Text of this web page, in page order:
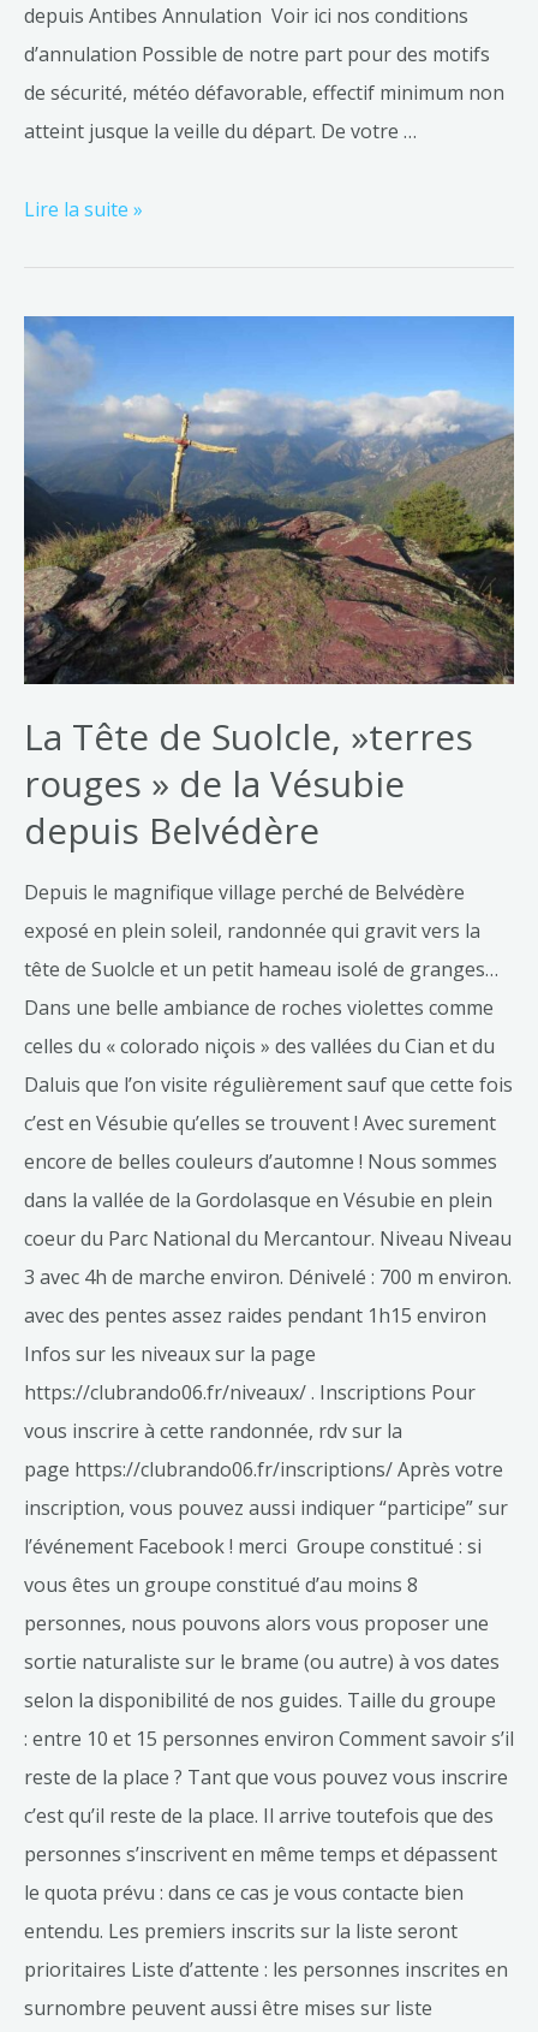
depuis Antibes Annulation Voir ici nos conditions
d’annulation Possible de notre part pour des motifs
de sécurité, météo défavorable, effectif minimum non
atteint jusque la veille du départ. De votre …
Lire la suite »
La Tête de Suolcle, »terres
rouges » de la Vésubie
depuis Belvédère
Depuis le magnifique village perché de Belvédère
exposé en plein soleil, randonnée qui gravit vers la
tête de Suolcle et un petit hameau isolé de granges…
Dans une belle ambiance de roches violettes comme
celles du « colorado niçois » des vallées du Cian et du
Daluis que l’on visite régulièrement sauf que cette fois
c’est en Vésubie qu’elles se trouvent ! Avec surement
encore de belles couleurs d’automne ! Nous sommes
dans la vallée de la Gordolasque en Vésubie en plein
coeur du Parc National du Mercantour. Niveau Niveau
3 avec 4h de marche environ. Dénivelé : 700 m environ.
avec des pentes assez raides pendant 1h15 environ
Infos sur les niveaux sur la page
https://clubrando06.fr/niveaux/ . Inscriptions Pour
vous inscrire à cette randonnée, rdv sur la
page https://clubrando06.fr/inscriptions/ Après votre
inscription, vous pouvez aussi indiquer “participe” sur
l’événement Facebook ! merci Groupe constitué : si
vous êtes un groupe constitué d’au moins 8
personnes, nous pouvons alors vous proposer une
sortie naturaliste sur le brame (ou autre) à vos dates
selon la disponibilité de nos guides. Taille du groupe
: entre 10 et 15 personnes environ Comment savoir s’il
reste de la place ? Tant que vous pouvez vous inscrire
c’est qu’il reste de la place. Il arrive toutefois que des
personnes s’inscrivent en même temps et dépassent
le quota prévu : dans ce cas je vous contacte bien
entendu. Les premiers inscrits sur la liste seront
prioritaires Liste d’attente : les personnes inscrites en
surnombre peuvent aussi être mises sur liste